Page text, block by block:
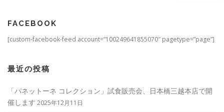
FACEBOOK
[custom-facebook-feed account=”100249641855070″ pagetype=”page”]
最近の投稿
「パネットーネ コレクション」試食販売会、日本橋三越本店で開
催します 2025年12月11日